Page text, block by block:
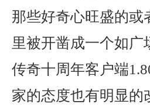
那些好奇心旺盛的或
里被开凿成一个如
传奇十周年客户端
家的态度也有明显的